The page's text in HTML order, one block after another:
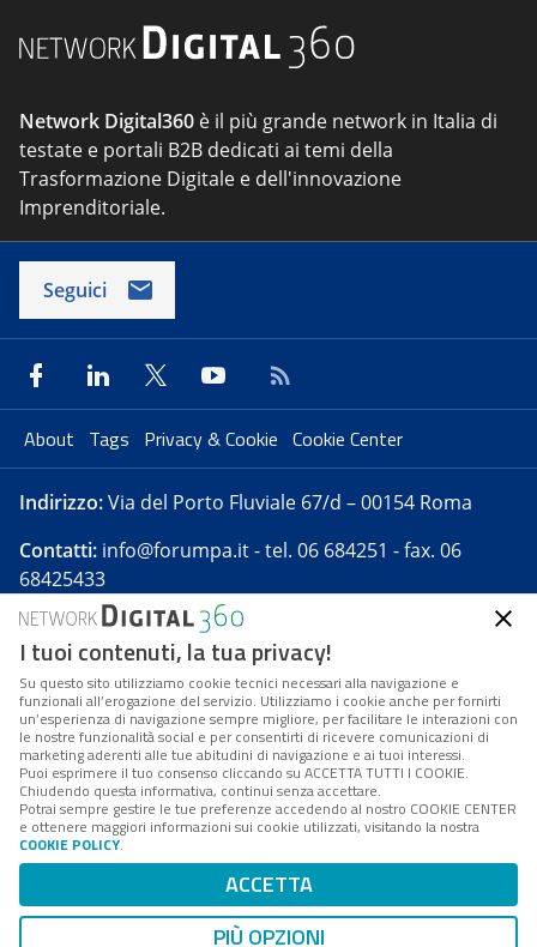
Network Digital360 è il più grande network in Italia di
testate e portali B2B dedicati ai temi della
Trasformazione Digitale e dell'innovazione
Imprenditoriale.
Seguici
About Tags Privacy & Cookie Cookie Center
Indirizzo:Via del Porto Fluviale 67/d – 00154 Roma
Contatti: info@forumpa.it- tel. 06 684251 - fax. 06
68425433
Forumpa.itè una pubblicazione telematica iscritta
presso Registro della stampa del Tribunale di Roma -
Reg. n. 182 del 2 maggio 2008 - Direttore resp. Michela
Stentella
FPA s.r.l. è società soggetta a Direzione e
Coordinamento da parte di Digital360 S.p.A. - FPA s.r.l.
è un'azienda certificata per il sistema di management
Codice Fiscale/Partita IVA n. 10693191008 - R.E.A. Roma
n. 1249791. ISP AWS
Mappa del sito
I tuoi contenuti, la tua privacy!
Su questo sito utilizziamo cookie tecnici necessari alla navigazione e
funzionali all’erogazione del servizio. Utilizziamo i cookie anche per fornirti
un’esperienza di navigazione sempre migliore, per facilitare le interazioni con
le nostre funzionalità social e per consentirti di ricevere comunicazioni di
marketing aderenti alle tue abitudini di navigazione e ai tuoi interessi.
Puoi esprimere il tuo consenso cliccando su ACCETTA TUTTI I COOKIE.
Chiudendo questa informativa, continui senza accettare.
Potrai sempre gestire le tue preferenze accedendo al nostro COOKIE CENTER
e ottenere maggiori informazioni sui cookie utilizzati, visitando la nostra
COOKIE POLICY.
ACCETTA
PIÙ OPZIONI